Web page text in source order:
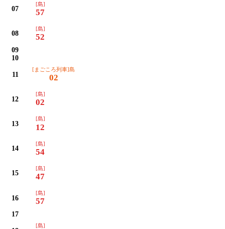
07
[島]
57
08
[島]
52
09
10
11
[まごころ列車]島
02
12
[島]
02
13
[島]
12
14
[島]
54
15
[島]
47
16
[島]
57
17
[島]